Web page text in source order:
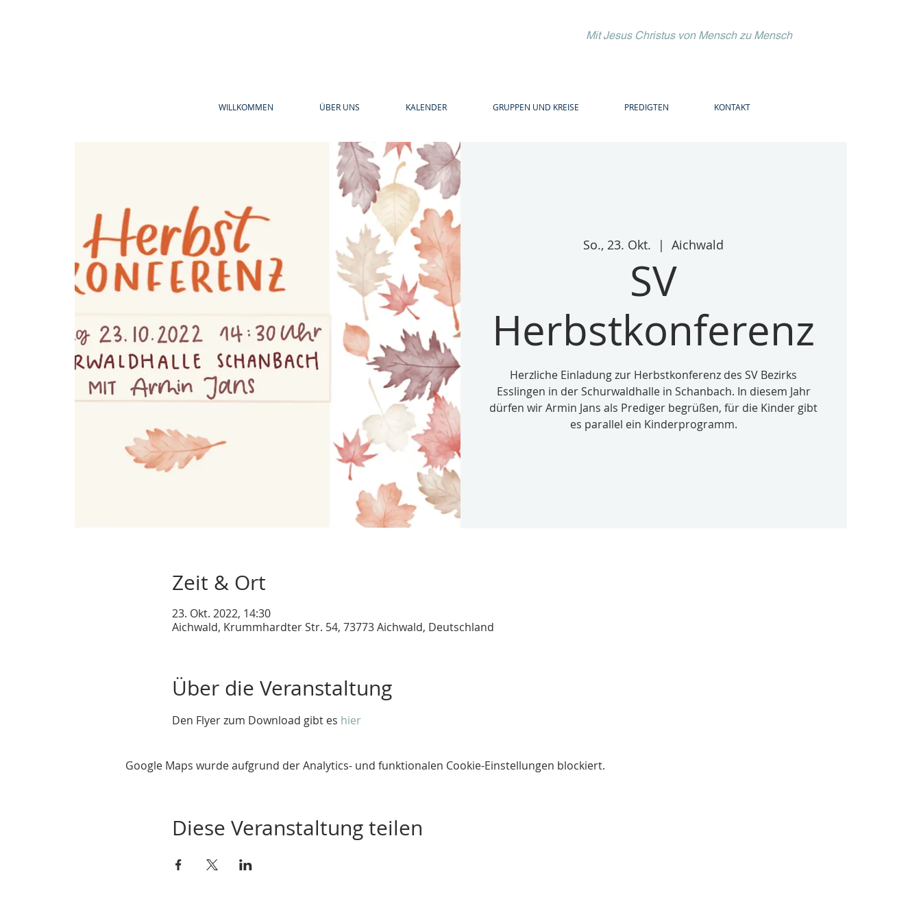
Christusgemeinde
Süddeutsche Gemeinschaft
Mit Jesus Christus von Mensch zu Mensch
WILLKOMMEN ÜBER UNS KALENDER GRUPPEN UND KREISE PREDIGTEN KONTAKT
So., 23. Okt.
  |
Aichwald
SV
Herbstkonferenz
Herzliche Einladung zur Herbstkonferenz des SV Bezirks
Esslingen in der Schurwaldhalle in Schanbach. In diesem Jahr
dürfen wir Armin Jans als Prediger begrüßen, für die Kinder gibt
es parallel ein Kinderprogramm.
Zeit & Ort
23. Okt. 2022, 14:30
Aichwald, Krummhardter Str. 54, 73773 Aichwald, Deutschland
Über die Veranstaltung
Den Flyer zum Download gibt es hier
Google Maps wurde aufgrund der Analytics- und funktionalen Cookie-Einstellungen blockiert.
Diese Veranstaltung teilen